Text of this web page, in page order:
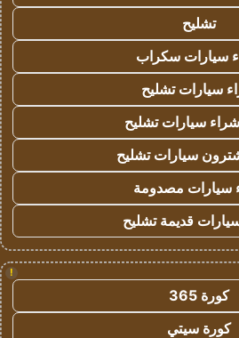
تشليح
سيارات سكراب
سيارات تشليح
سيارات تشليح
سيارات تشليح
سيارات مصدومة
قديمة تشليح
!
كورة 365
كورة سيتي